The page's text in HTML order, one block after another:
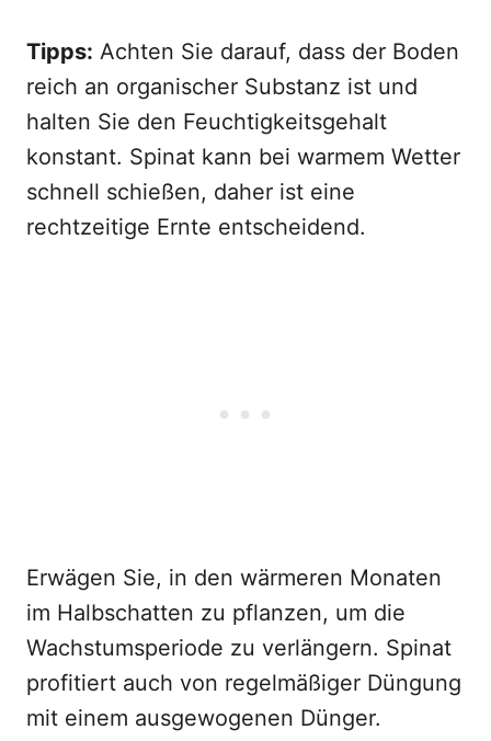
Tipps: Achten Sie darauf, dass der Boden
reich an organischer Substanz ist und
halten Sie den Feuchtigkeitsgehalt
konstant. Spinat kann bei warmem Wetter
schnell schießen, daher ist eine
rechtzeitige Ernte entscheidend.
Erwägen Sie, in den wärmeren Monaten
im Halbschatten zu pflanzen, um die
Wachstumsperiode zu verlängern. Spinat
profitiert auch von regelmäßiger Düngung
mit einem ausgewogenen Dünger.